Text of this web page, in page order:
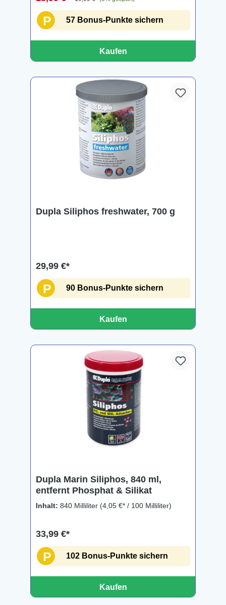
P 57 Bonus-Punkte sichern
Kaufen
Dupla Siliphos freshwater, 700 g
29,99 €*
P 90 Bonus-Punkte sichern
Kaufen
Dupla Marin Siliphos, 840 ml,
entfernt Phosphat & Silikat
Inhalt: 840 Milliliter (4,05 €* / 100 Milliliter)
33,99 €*
P 102 Bonus-Punkte sichern
Kaufen